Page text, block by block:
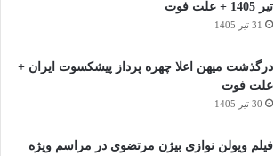
تیر 1405 + علت فوت
31 تیر 1405
درگذشت میهن اعلا چهره پرداز پیشکسوت ایران +
علت فوت
30 تیر 1405
فیلم ویولن نوازی بیژن مرتضوی در مراسم ویژه